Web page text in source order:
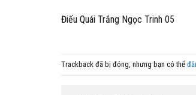
Điếu Quái Trắng Ngọc Trinh 05
Trackback đã bị đóng, nhưng bạn có thể